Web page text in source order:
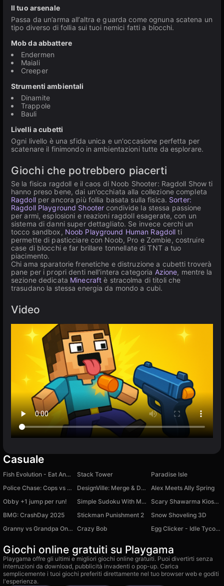
Il tuo arsenale
Passa da un’arma all’altra e guarda come ognuna scatena un
tipo diverso di follia sui tuoi nemici fatti a blocchi.
Mob da abbattere
Endermen
Maiali
Creeper
Strumenti ambientali
Dinamite
Trappole
Bauli
Livelli a cubetti
Ogni livello è una sfida unica e un'occasione perfetta per
scatenare il finimondo in ambientazioni tutte da esplorare.
Giochi che potrebbero piacerti
Se la fisica ragdoll e il caos di Noob Shooter: Ragdoll Show ti
hanno preso bene, dai un'occhiata alla collezione completa
Ragdollper ancora più follia basata sulla fisica. Sorter:
Ragdoll Playground Shooter condivide la stessa passione
per armi, esplosioni e reazioni ragdoll esagerate, con un
sistema di danni super dettagliato. Se invece cerchi un
tocco sandbox, Noob Playground Human Ragdoll ti
permette di pasticciare con Noob, Pro e Zombie, costruire
case di blocchi e far brillare tonnellate di TNT a tuo
piacimento.
Chi ama sparatorie frenetiche e distruzione a cubetti troverà
pane per i propri denti nell'intera categoria Azione, mentre la
sezione dedicata Minecraft è stracolma di titoli che
trasudano la stessa energia da mondo a cubi.
Video
Casuale
Fish Evolution - Eat And Grow Stack Tower
Paradise Isle
Police Chase: Cops vs Criminals
DesignVille: Merge & Design
Alex Meets Ally Spring
Obby +1 jump per run!
Simple Sudoku With Multi-themes
Scary Shawarma Kiosk: The Anomaly
BMG: CrashDay 2025
Stickman Punishment 2
Snow Shoveling 3D
Granny vs Grandpa Online Crazy Bob Egg Clicker - Idle Tycoon
Giochi online gratuiti su Playgama
Playgama offre gli ultimi e migliori giochi online gratuiti. Puoi divertirti senza
interruzioni da download, pubblicità invadenti o pop-up. Carica
semplicemente i tuoi giochi preferiti direttamente nel tuo browser web e goditi
l'esperienza.